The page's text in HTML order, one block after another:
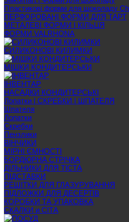
Пластикові форми для шоколаду
ПЕРФОРОВАНІ ФОРМИ ДЛЯ ТАРТ
МЕТАЛЕВІ ФОРМИ І КІЛЬЦЯ
ФОРМИ VALRHONA
СИЛИКОНОВІ КИЛИМКИ
МІШКИ КОНДИТЕРСЬКИ
ІНВЕНТАР
НАСАДКИ КОНДИТЕРСЬКІ
Лопатки | СКРЕБКИ | ШПАТЕЛЯ
Шпателя
Лопатки
Скребки
Пензлики
ВІНЧИКИ
МІРНІ ЄМНОСТІ
БОРДЮРНА СТРІЧКА
ДІЛЬНИКИ ДЛЯ ТІСТА
ПІДСТАВКИ
РЕШІТКИ ДЛЯ ГЛАЗУРУВАННЯ
ПІДЛОЖКИ ДЛЯ ДЕСЕРТІВ
КОРОБКИ ТА УПАКОВКА
СКАЛКИ и СІТА